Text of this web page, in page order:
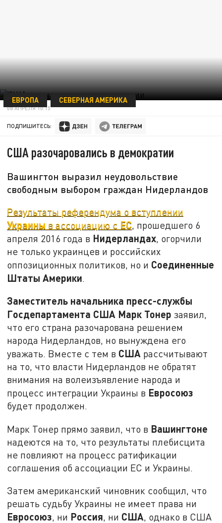
ЕВРОПА СЕВЕРНАЯ АМЕРИКА
08 АПРЕЛЯ 10:15
ПОДПИШИТЕСЬ:
США разочаровались в демократии
Вашингтон выразил неудовольствие
свободным выбором граждан Нидерландов
Результаты референдума о вступлении
Украины в ассоциацию с ЕС, прошедшего 6
апреля 2016 года в Нидерландах, огорчили
не только украинцев и российских
оппозиционных политиков, но и Соединенные
Штаты Америки.
Заместитель начальника пресс-службы
Госдепартамента США Марк Тонер заявил,
что его страна разочарована решением
народа Нидерландов, но вынуждена его
уважать. Вместе с тем в США рассчитывают
на то, что власти Нидерландов не обратят
внимания на волеизъявление народа и
процесс интеграции Украины в Евросоюз
будет продолжен.
Марк Тонер прямо заявил, что в Вашингтоне
надеются на то, что результаты плебисцита
не повлияют на процесс ратификации
соглашения об ассоциации ЕС и Украины.
Затем американский чиновник сообщил, что
решать судьбу Украины не имеет права ни
Евросоюз, ни Россия, ни США, однако в США